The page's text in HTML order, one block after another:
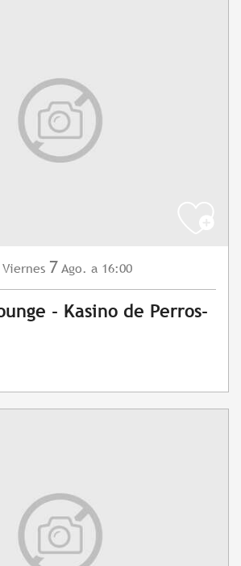
Viernes 7 Ago. a 16:00
- Kasino de Perros-